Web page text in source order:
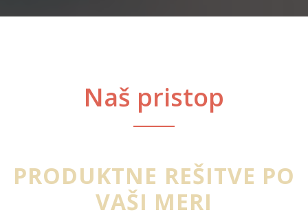
Naš pristop
PRODUKTNE REŠITVE PO
VAŠI MERI